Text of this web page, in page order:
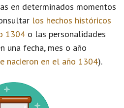
en determinados momentos
los hechos históricos
1304 o las personalidades
una fecha, mes o año
nacieron en el año 1304).